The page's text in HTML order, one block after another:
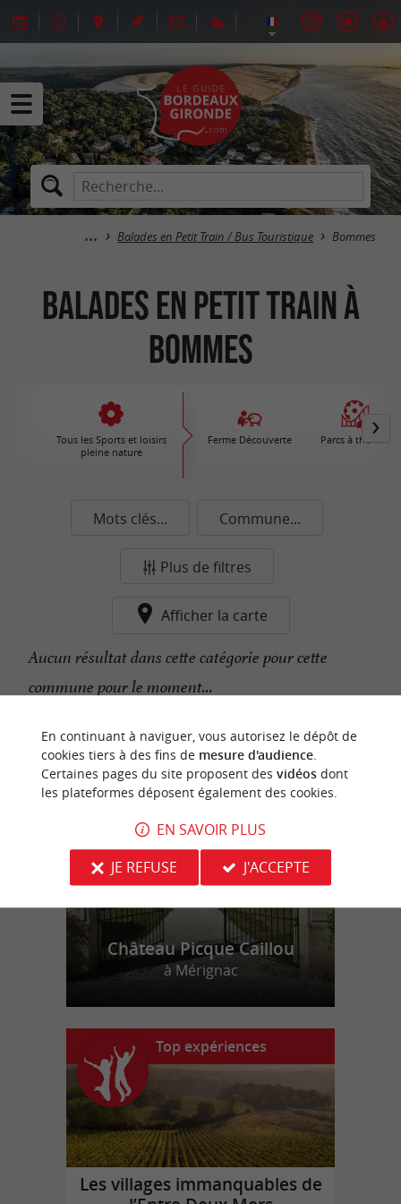
Balades en Petit Train / Bus Touristique Bommes
Balades en Petit Train à
Bommes
Tous les Sports et loisirs
pleine nature
Ferme Découverte Parcs à thèmes
Mots clés... Commune...
Plus de filtres
Afficher la carte
Aucun résultat dans cette catégorie pour cette
commune pour le moment...
n
o
t
r
e
c
o
u
p
d
e
c
o
e
u
r
Château Picque Caillou
à Mérignac
Top expériences
Les villages immanquables de
En continuant à naviguer, vous autorisez le dépôt de
cookies tiers à des fins de mesure d'audience.
Certaines pages du site proposent des vidéosdont
les plateformes déposent également des cookies.
EN SAVOIR PLUS
JE REFUSE
J'ACCEPTE